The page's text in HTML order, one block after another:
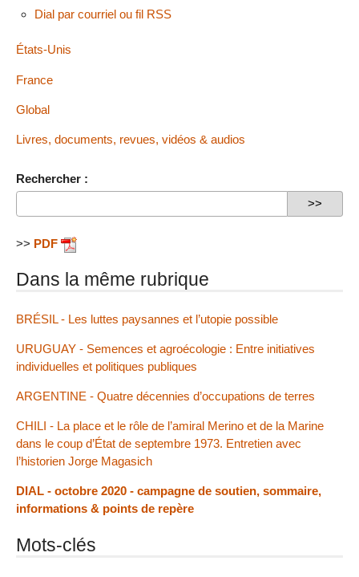
Dial par courriel ou fil RSS
États-Unis
France
Global
Livres, documents, revues, vidéos & audios
Rechercher :
>> PDF
Dans la même rubrique
BRÉSIL - Les luttes paysannes et l’utopie possible
URUGUAY - Semences et agroécologie : Entre initiatives
individuelles et politiques publiques
ARGENTINE -​ Quatre décennies d’occupations de terres
CHILI - La place et le rôle de l’amiral Merino et de la Marine
dans le coup d’État de septembre 1973. Entretien avec
l’historien Jorge Magasich
DIAL - octobre 2020 - campagne de soutien, sommaire,
informations & points de repère
Mots-clés